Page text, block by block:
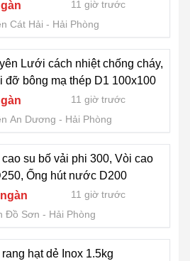
11 giờ trước
Cát Hải
Hải Phòng
Lưới cách nhiệt chống cháy,
đỡ bông mạ thép D1 100x100
11 giờ trước
An Dương
Hải Phòng
cao su bố vải phi 300, Vòi cao
Ống hút nước D200
11 giờ trước
Đồ Sơn
Hải Phòng
rang hạt dẻ Inox 1.5kg